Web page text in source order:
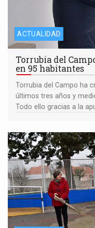
ACTUALIDAD
Torrubia del
en 95 habitantes
Torrubia del Campo ha
últimos tres años y
Todo ello gracias a la